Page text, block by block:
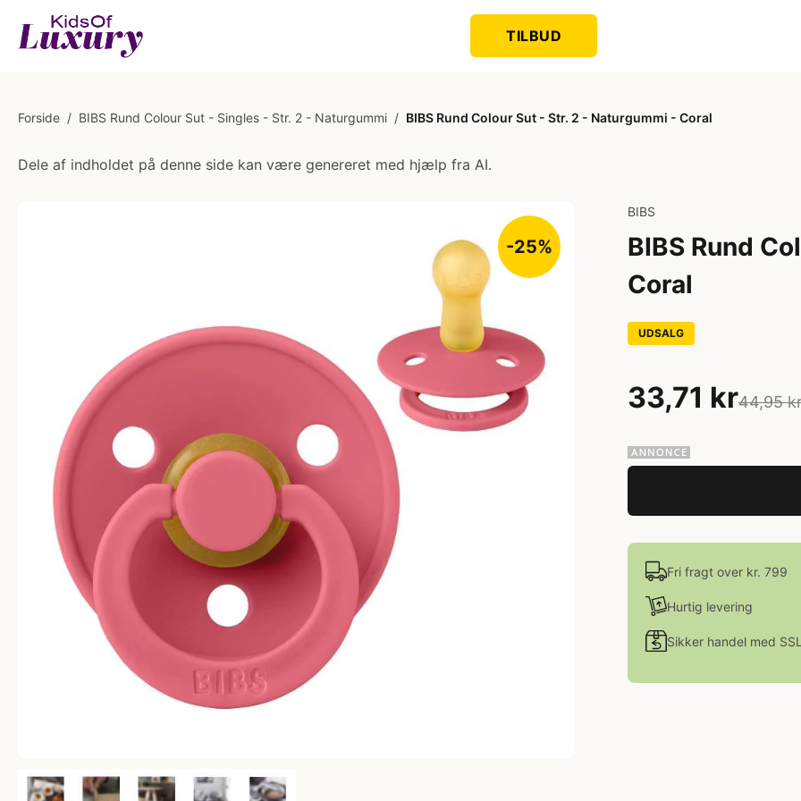
TILBUD
Forside / BIBS Rund Colour Sut - Singles - Str. 2 - Naturgummi / BIBS Rund Colour Sut - Str. 2 - Naturgummi - Coral
Dele af indholdet på denne side kan være genereret med hjælp fra AI.
-25%
BIBS
BIBS Rund
Coral
UDSALG
33,71 kr44,95
Fri fragt over kr. 799
Hurtig levering
Sikker handel med SSL